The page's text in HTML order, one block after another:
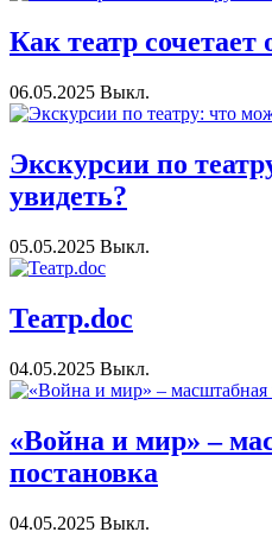
Как театр сочетает
06.05.2025 Выкл.
Экскурсии по
увидеть?
05.05.2025 Выкл.
Театр.doc
04.05.2025 Выкл.
«Война и мир» –
постановка
04.05.2025 Выкл.